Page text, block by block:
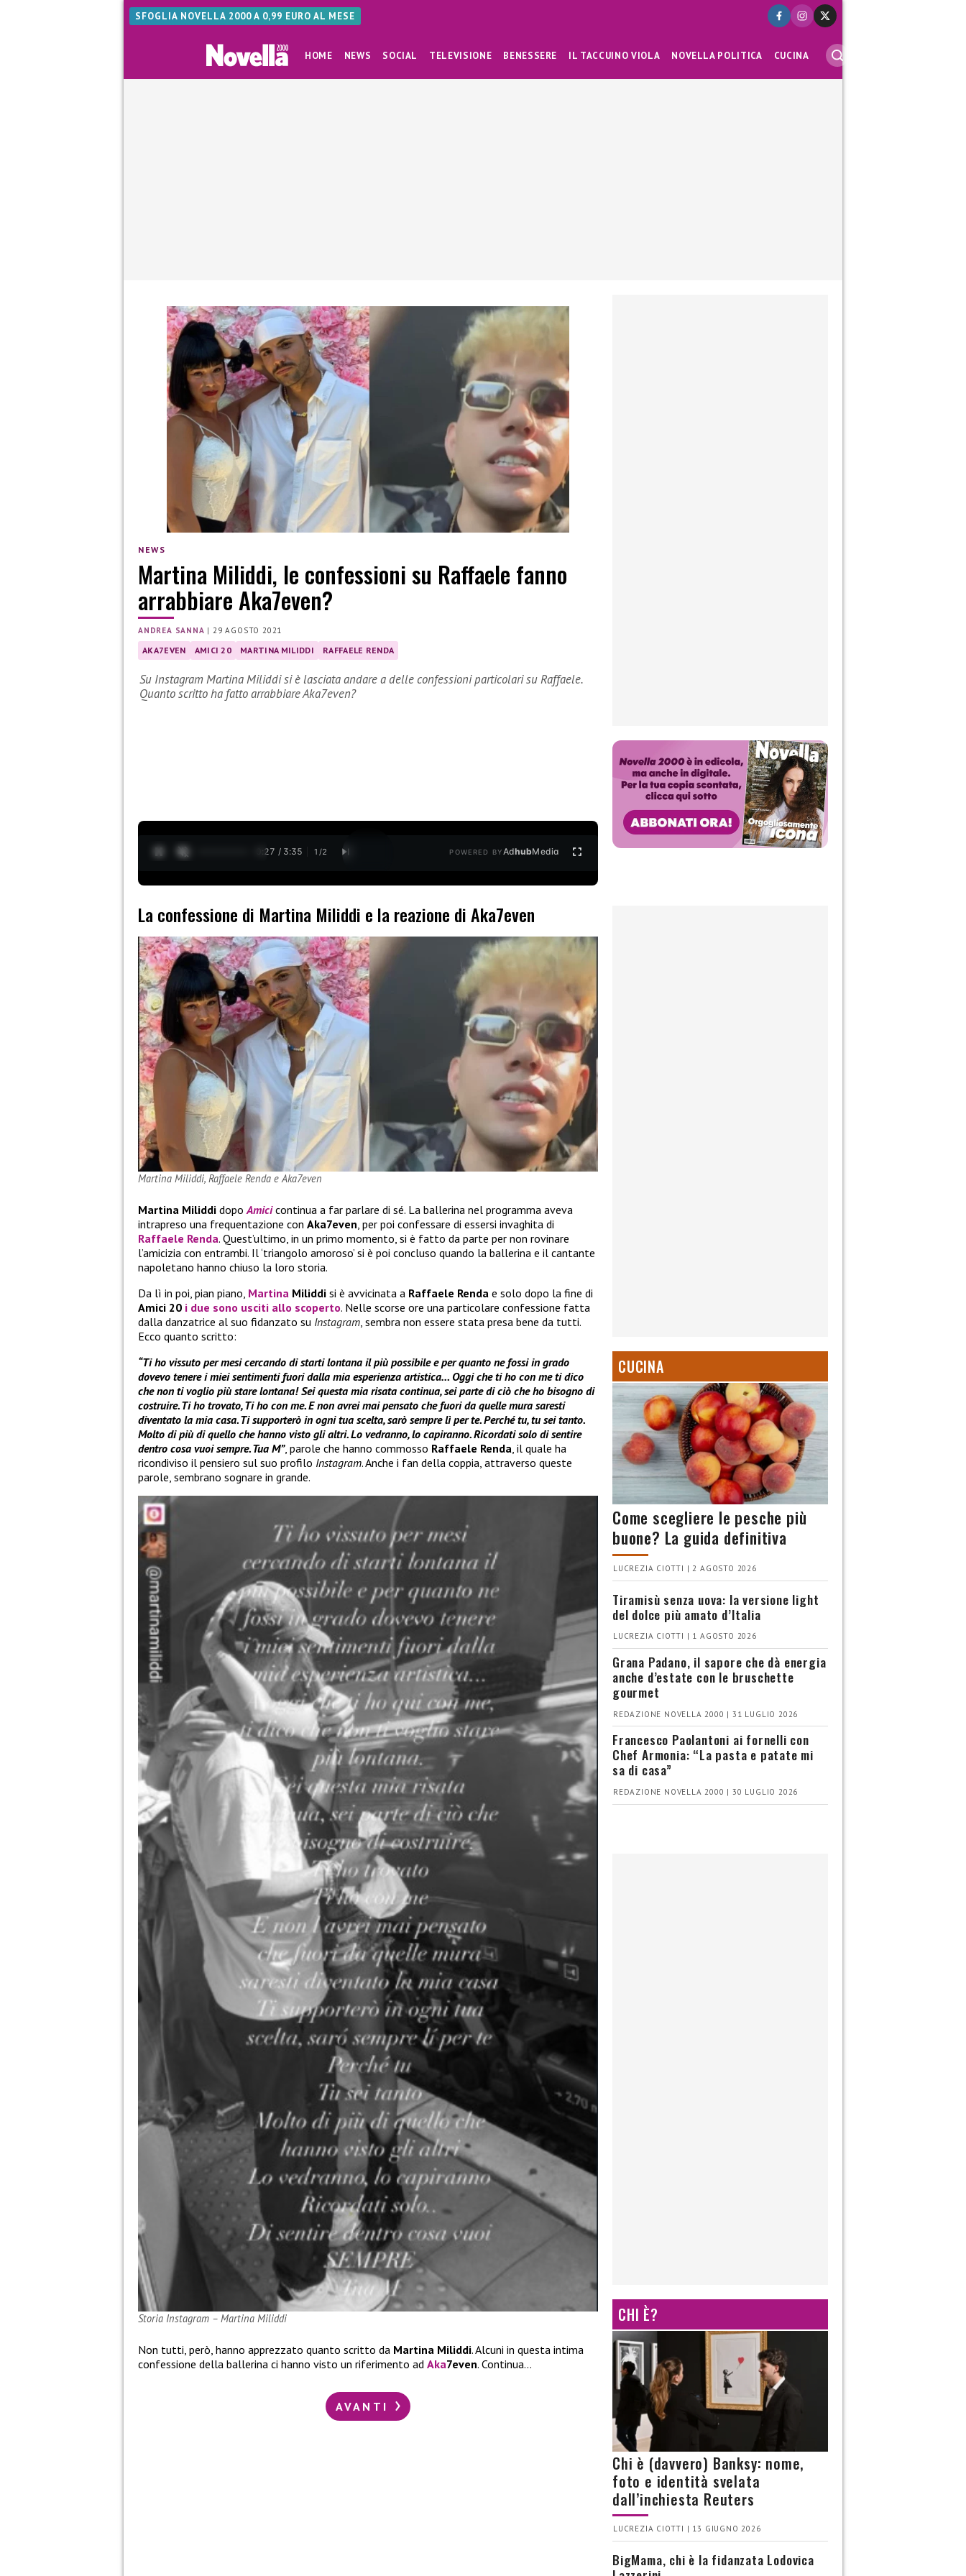
SFOGLIA NOVELLA 2000 A 0,99 EURO AL MESE
HOME NEWS SOCIAL TELEVISIONE BENESSERE IL TACCUINO VIOLA NOVELLA POLITICA CUCINA
NEWS
Martina Miliddi, le confessioni su Raffaele fanno
arrabbiare Aka7even?
ANDREA SANNA |29 AGOSTO 2021
AKA7EVEN AMICI 20 MARTINA MILIDDI RAFFAELE RENDA
Su Instagram Martina Miliddi si è lasciata andare a delle confessioni particolari su Raffaele.
Quanto scritto ha fatto arrabbiare Aka7even?
0:28 / 3:35 1 /2 POWERED BYAdhubMedia
La confessione di Martina Miliddi e la reazione di Aka7even
Martina Miliddi, Raffaele Renda e Aka7even
Martina Miliddi dopoAmicicontinua a far parlare di sé. La ballerina nel programma aveva
intrapreso una frequentazione con Aka7even, per poi confessare di essersi invaghita di
Raffaele Renda. Quest’ultimo, in un primo momento, si è fatto da parte per non rovinare
l’amicizia con entrambi. Il ‘triangolo amoroso’ si è poi concluso quando la ballerina e il cantante
napoletano hanno chiuso la loro storia.
Da lì in poi, pian piano, Martina Miliddi si è avvicinata a Raffaele Renda e solo dopo la fine di
Amici 20 i due sono usciti allo scoperto. Nelle scorse ore una particolare confessione fatta
dalla danzatrice al suo fidanzato su Instagram, sembra non essere stata presa bene da tutti.
Ecco quanto scritto:
“Ti ho vissuto per mesi cercando di starti lontana il più possibile e per quanto ne fossi in grado
dovevo tenere i miei sentimenti fuori dalla mia esperienza artistica… Oggi che ti ho con me ti dico
che non ti voglio più stare lontana! Sei questa mia risata continua, sei parte di ciò che ho bisogno di
costruire. Ti ho trovato, Ti ho con me. E non avrei mai pensato che fuori da quelle mura saresti
diventato la mia casa. Ti supporterò in ogni tua scelta, sarò sempre lì per te. Perché tu, tu sei tanto.
Molto di più di quello che hanno visto gli altri. Lo vedranno, lo capiranno. Ricordati solo di sentire
dentro cosa vuoi sempre. Tua M”, parole che hanno commosso Raffaele Renda, il quale ha
ricondiviso il pensiero sul suo profilo Instagram. Anche i fan della coppia, attraverso queste
parole, sembrano sognare in grande.
Storia Instagram – Martina Miliddi
Non tutti, però, hanno apprezzato quanto scritto da Martina Miliddi. Alcuni in questa intima
confessione della ballerina ci hanno visto un riferimento ad Aka7even. Continua…
AVANTI
CUCINA
Come scegliere le pesche più
buone? La guida definitiva
LUCREZIA CIOTTI | 2 AGOSTO 2026
Tiramisù senza uova: la versione light
del dolce più amato d’Italia
LUCREZIA CIOTTI | 1 AGOSTO 2026
Grana Padano, il sapore che dà energia
anche d’estate con le bruschette
gourmet
REDAZIONE NOVELLA 2000 | 31 LUGLIO 2026
Francesco Paolantoni ai fornelli con
Chef Armonia: “La pasta e patate mi
sa di casa”
REDAZIONE NOVELLA 2000 | 30 LUGLIO 2026
CHI È?
Chi è (davvero) Banksy: nome,
foto e identità svelata
dall’inchiesta Reuters
LUCREZIA CIOTTI | 13 GIUGNO 2026
BigMama, chi è la fidanzata Lodovica